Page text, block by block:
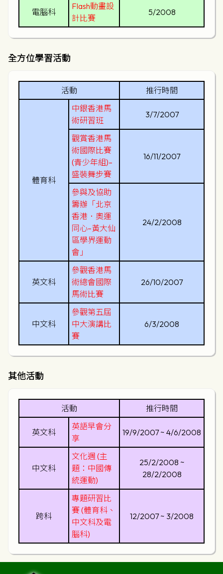
電腦科
Flash動畫設
計比賽
5/2008
全方位學習活動
活動 推行時間
體育科
中銀香港馬
術研習班
3/7/2007
觀賞香港馬
術國際比賽
(青少年組)–
盛裝舞步賽
16/11/2007
參與及協助
籌辦「北京
香港．奧運
同心–黃大仙
區學界運動
會」
24/2/2008
英文科
參觀香港馬
術總會國際
馬術比賽
26/10/2007
中文科
參觀第五屆
中大演講比
賽
6/3/2008
其他活動
活動 推行時間
英文科
英語早會分
享
19/9/2007 ~ 4/6/2008
中文科
文化週 (主
題：中國傳
統運動)
25/2/2008 ~
28/2/2008
跨科
專題研習比
賽 (體育科、
中文科及電
腦科)
12/2007 ~ 3/2008